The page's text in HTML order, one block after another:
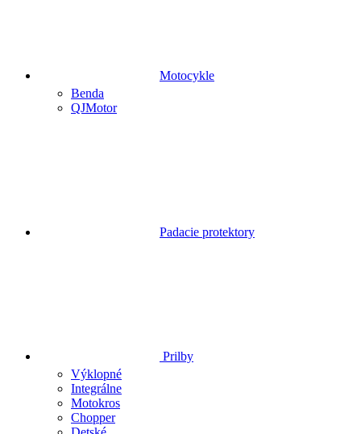
Motocykle
Benda
QJMotor
Padacie protektory
Prilby
Výklopné
Integrálne
Motokros
Chopper